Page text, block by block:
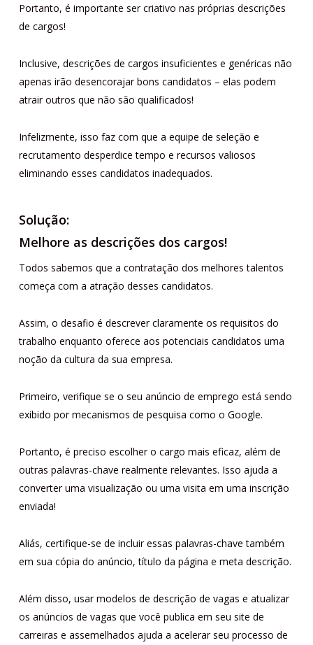
Portanto, é importante ser criativo nas próprias descrições
de cargos!
Inclusive, descrições de cargos insuficientes e genéricas não
apenas irão desencorajar bons candidatos – elas podem
atrair outros que não são qualificados!
Infelizmente, isso faz com que a equipe de seleção e
recrutamento desperdice tempo e recursos valiosos
eliminando esses candidatos inadequados.
Solução:
Melhore as descrições dos cargos!
Todos sabemos que a contratação dos melhores talentos
começa com a atração desses candidatos.
Assim, o desafio é descrever claramente os requisitos do
trabalho enquanto oferece aos potenciais candidatos uma
noção da cultura da sua empresa.
Primeiro, verifique se o seu anúncio de emprego está sendo
exibido por mecanismos de pesquisa como o Google.
Portanto, é preciso escolher o cargo mais eficaz, além de
outras palavras-chave realmente relevantes. Isso ajuda a
converter uma visualização ou uma visita em uma inscrição
enviada!
Aliás, certifique-se de incluir essas palavras-chave também
em sua cópia do anúncio, título da página e meta descrição.
Além disso, usar modelos de descrição de vagas e atualizar
os anúncios de vagas que você publica em seu site de
carreiras e assemelhados ajuda a acelerar seu processo de